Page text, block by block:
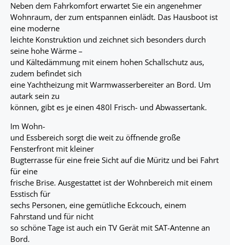
Neben dem Fahrkomfort erwartet Sie ein angenehmer
Wohnraum, der zum entspannen einlädt. Das Hausboot ist
eine moderne
leichte Konstruktion und zeichnet sich besonders durch
seine hohe Wärme –
und Kältedämmung mit einem hohen Schallschutz aus,
zudem befindet sich
eine Yachtheizung mit Warmwasserbereiter an Bord. Um
autark sein zu
können, gibt es je einen 480l Frisch- und Abwassertank.
Im Wohn-
und Essbereich sorgt die weit zu öffnende große
Fensterfront mit kleiner
Bugterrasse für eine freie Sicht auf die Müritz und bei Fahrt
für eine
frische Brise. Ausgestattet ist der Wohnbereich mit einem
Esstisch für
sechs Personen, eine gemütliche Eckcouch, einem
Fahrstand und für nicht
so schöne Tage ist auch ein TV Gerät mit SAT-Antenne an
Bord.